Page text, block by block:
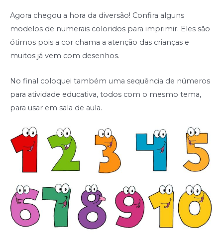
Agora chegou a hora da diversão! Confira alguns
modelos de numerais coloridos para imprimir. Eles são
ótimos pois a cor chama a atenção das crianças e
muitos já vem com desenhos.
No final coloquei também uma sequência de números
para atividade educativa, todos com o mesmo tema,
para usar em sala de aula.